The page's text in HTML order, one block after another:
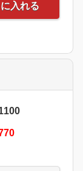
入れる